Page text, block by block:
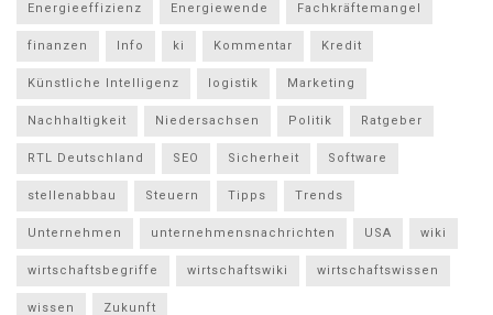
Energieeffizienz Energiewende Fachkräftemangel
finanzen Info ki Kommentar Kredit
Künstliche Intelligenz logistik Marketing
Nachhaltigkeit Niedersachsen Politik Ratgeber
RTL Deutschland SEO Sicherheit Software
stellenabbau Steuern Tipps Trends
Unternehmen unternehmensnachrichten USA wiki
wirtschaftsbegriffe wirtschaftswiki wirtschaftswissen
wissen Zukunft